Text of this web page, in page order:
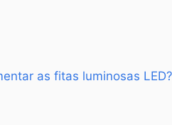
as fitas luminosas LED?